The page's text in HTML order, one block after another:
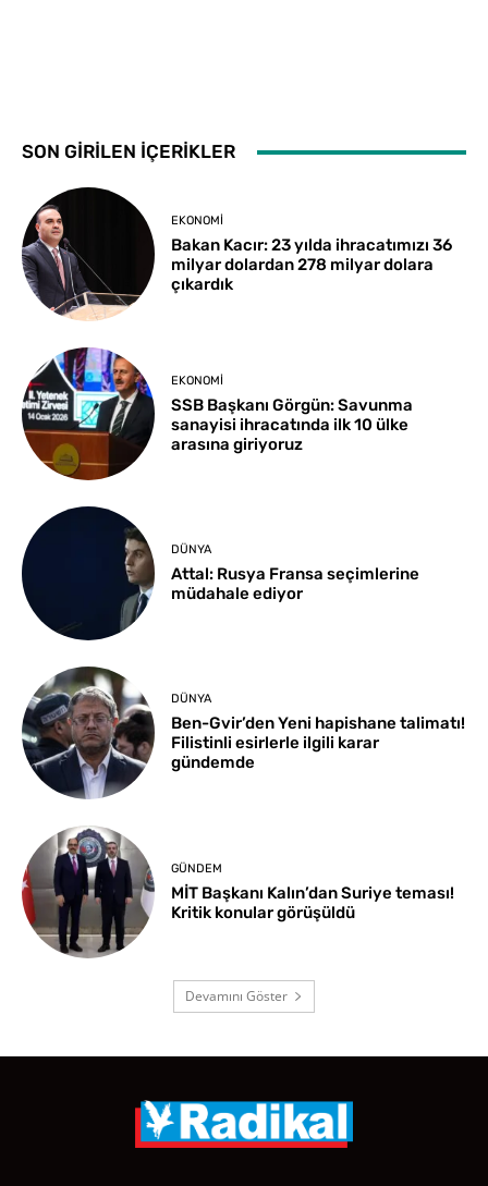
SON GİRİLEN İÇERİKLER
EKONOMI
Bakan Kacır: 23 yılda ihracatımızı 36
milyar dolardan 278 milyar dolara
çıkardık
EKONOMI
SSB Başkanı Görgün: Savunma
sanayisi ihracatında ilk 10 ülke
arasına giriyoruz
DÜNYA
Attal: Rusya Fransa seçimlerine
müdahale ediyor
DÜNYA
Ben-Gvir’den Yeni hapishane talimatı!
Filistinli esirlerle ilgili karar
gündemde
GÜNDEM
MİT Başkanı Kalın’dan Suriye teması!
Kritik konular görüşüldü
Devamını Göster